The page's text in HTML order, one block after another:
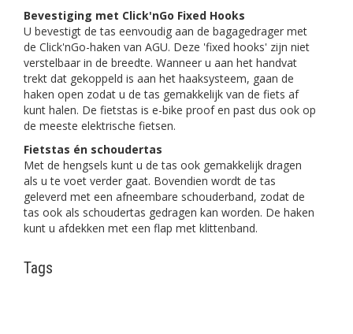
Bevestiging met Click'nGo Fixed Hooks
U bevestigt de tas eenvoudig aan de bagagedrager met
de Click'nGo-haken van AGU. Deze 'fixed hooks' zijn niet
verstelbaar in de breedte. Wanneer u aan het handvat
trekt dat gekoppeld is aan het haaksysteem, gaan de
haken open zodat u de tas gemakkelijk van de fiets af
kunt halen. De fietstas is e-bike proof en past dus ook op
de meeste elektrische fietsen.
Fietstas én schoudertas
Met de hengsels kunt u de tas ook gemakkelijk dragen
als u te voet verder gaat. Bovendien wordt de tas
geleverd met een afneembare schouderband, zodat de
tas ook als schoudertas gedragen kan worden. De haken
kunt u afdekken met een flap met klittenband.
Tags